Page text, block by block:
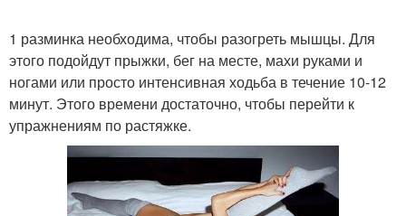
1 разминка необходима, чтобы разогреть мышцы. Для
этого подойдут прыжки, бег на месте, махи руками и
ногами или просто интенсивная ходьба в течение 10-12
минут. Этого времени достаточно, чтобы перейти к
упражнениям по растяжке.